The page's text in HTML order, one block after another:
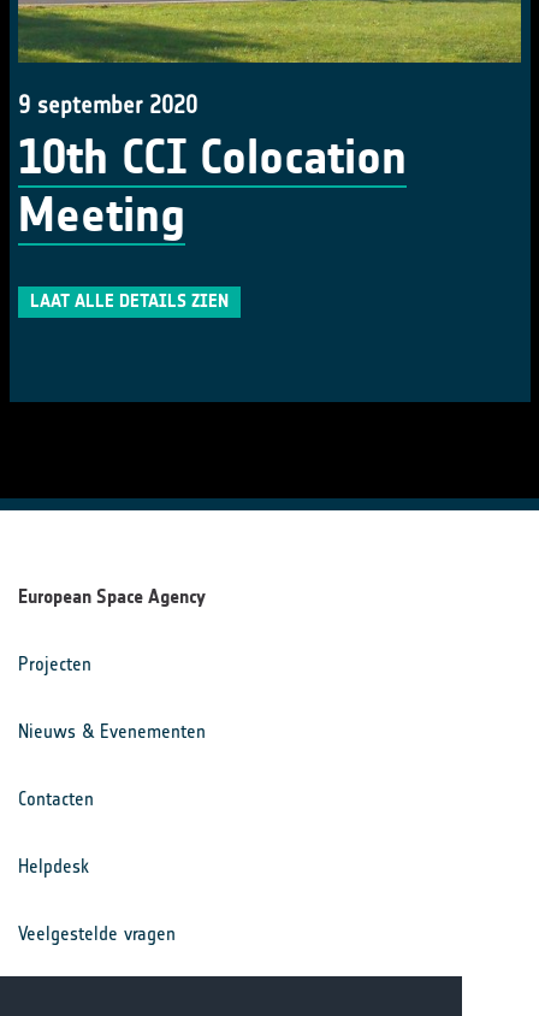
9 september 2020
10th CCI Colocation
Meeting
LAAT ALLE DETAILS ZIEN
European Space Agency
Projecten
Nieuws & Evenementen
Contacten
Helpdesk
Veelgestelde vragen